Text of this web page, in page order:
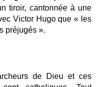
tiroir, cantonnée à une
Victor Hugo que « les
préjugés ».
de Dieu et ces